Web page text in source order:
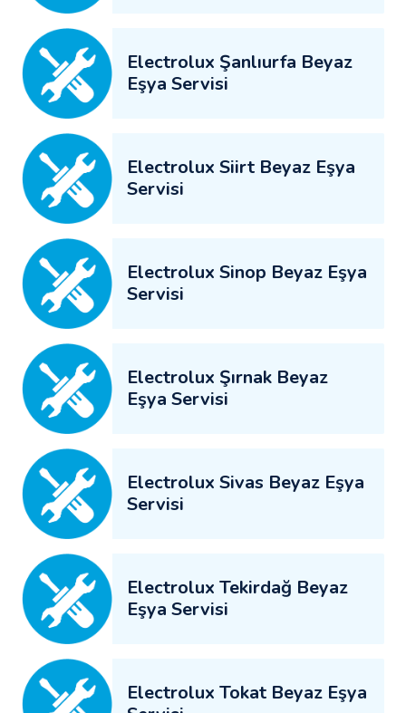
Electrolux Şanlıurfa Beyaz
Eşya Servisi
Electrolux Siirt Beyaz Eşya
Servisi
Electrolux Sinop Beyaz Eşya
Servisi
Electrolux Şırnak Beyaz
Eşya Servisi
Electrolux Sivas Beyaz Eşya
Servisi
Electrolux Tekirdağ Beyaz
Eşya Servisi
Electrolux Tokat Beyaz Eşya